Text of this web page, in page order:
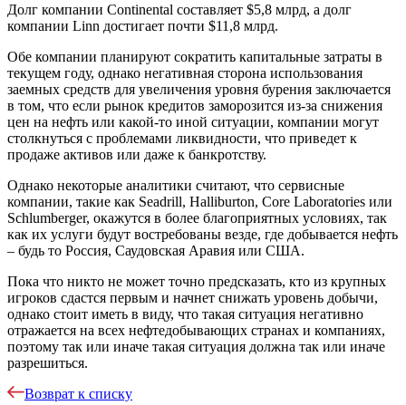
Долг компании Continental составляет $5,8 млрд, а долг
компании Linn достигает почти $11,8 млрд.
Обе компании планируют сократить капитальные затраты в
текущем году, однако негативная сторона использования
заемных средств для увеличения уровня бурения заключается
в том, что если рынок кредитов заморозится из-за снижения
цен на нефть или какой-то иной ситуации, компании могут
столкнуться с проблемами ликвидности, что приведет к
продаже активов или даже к банкротству.
Однако некоторые аналитики считают, что сервисные
компании, такие как Seadrill, Halliburton, Core Laboratories или
Schlumberger, окажутся в более благоприятных условиях, так
как их услуги будут востребованы везде, где добывается нефть
– будь то Россия, Саудовская Аравия или США.
Пока что никто не может точно предсказать, кто из крупных
игроков сдастся первым и начнет снижать уровень добычи,
однако стоит иметь в виду, что такая ситуация негативно
отражается на всех нефтедобывающих странах и компаниях,
поэтому так или иначе такая ситуация должна так или иначе
разрешиться.
Возврат к списку